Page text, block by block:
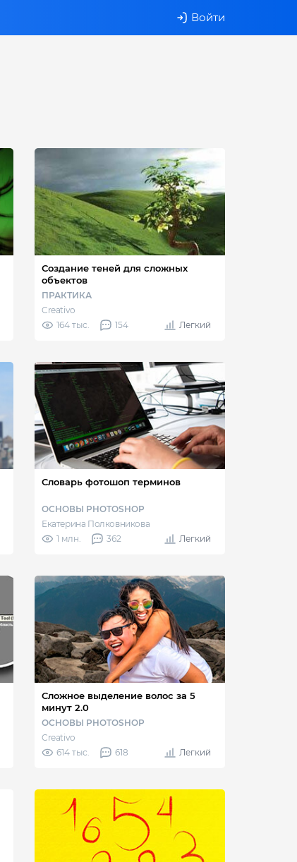
Войти
Создание теней для сложных
объектов
ПРАКТИКА
Creativo
164 тыс.
154 Легкий
Словарь фотошоп терминов
ОСНОВЫ PHOTOSHOP
Екатерина Полковникова
1 млн.
362 Легкий
Сложное выделение волос за 5
минут 2.0
ОСНОВЫ PHOTOSHOP
Creativo
614 тыс.
618 Легкий